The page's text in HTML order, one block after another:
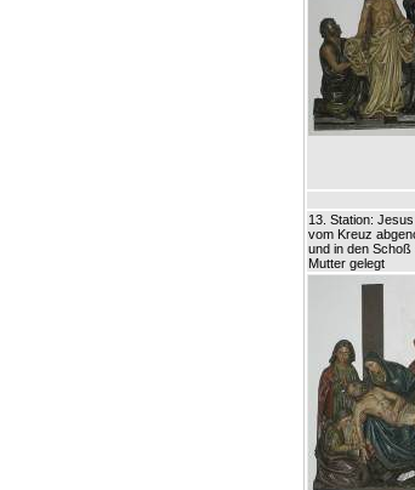
13. Station:
vom Kreuz
und in den Schoß
Mutter gelegt